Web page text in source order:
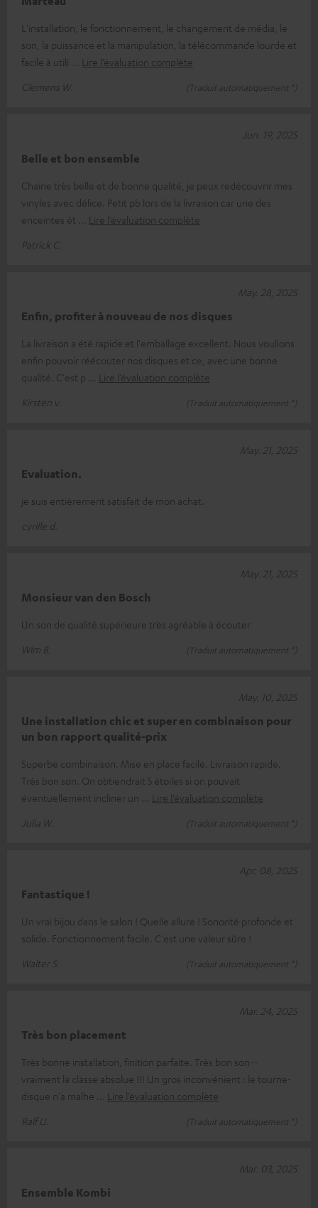
L'installation, le fonctionnement, le changement de média, le
son, la puissance et la manipulation, la télécommande lourde et
facile à utili
Lire l’évaluation complète
Clemens W.
(Traduit automatiquement *)
Belle et bon ensemble
Chaine très belle et de bonne qualité, je peux redécouvrir mes
vinyles avec délice. Petit pb lors de la livraison car une des
enceintes ét
Lire l’évaluation complète
Patrick C.
Jun. 19, 2025
Enfin, profiter à nouveau de nos disques
La livraison a été rapide et l'emballage excellent. Nous voulions
enfin pouvoir réécouter nos disques et ce, avec une bonne
qualité. C'est p
Lire l’évaluation complète
Kirsten v.
(Traduit automatiquement *)
May. 28, 2025
Evaluation.
je suis entièrement satisfait de mon achat.
cyrille d.
May. 21, 2025
Monsieur van den Bosch
Un son de qualité supérieure très agréable à écouter
Wim B.
(Traduit automatiquement *)
May. 21, 2025
Une installation chic et super en combinaison pour
un bon rapport qualité-prix
Superbe combinaison. Mise en place facile. Livraison rapide.
Très bon son. On obtiendrait 5 étoiles si on pouvait
éventuellement incliner un
Lire l’évaluation complète
Julia W.
(Traduit automatiquement *)
May. 10, 2025
Fantastique !
Un vrai bijou dans le salon ! Quelle allure ! Sonorité profonde et
solide. Fonctionnement facile. C'est une valeur sûre !
Walter S.
(Traduit automatiquement *)
Apr. 08, 2025
Très bon placement
Très bonne installation, finition parfaite. Très bon son--
vraiment la classe absolue !!! Un gros inconvénient : le tourne-
disque n'a malhe
Lire l’évaluation complète
Ralf U.
(Traduit automatiquement *)
Mar. 24, 2025
Ensemble Kombi
Mar. 03, 2025